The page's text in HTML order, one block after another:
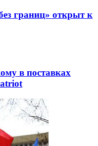
границ» открыт к
в поставках